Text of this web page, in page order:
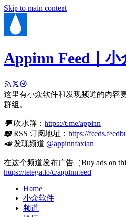
Skip to main content
Appinn Feed｜小
这里有小众软件和发现频道的内容
群组。
💬吹水群： https://t.me/appinn
📖RSS 订阅地址： https://
📣发现频道 @appinnfaxian
在这个频道发布广告（Buy ads on
https://telega.io/c/appinnfeed
Home
小众软件
频道